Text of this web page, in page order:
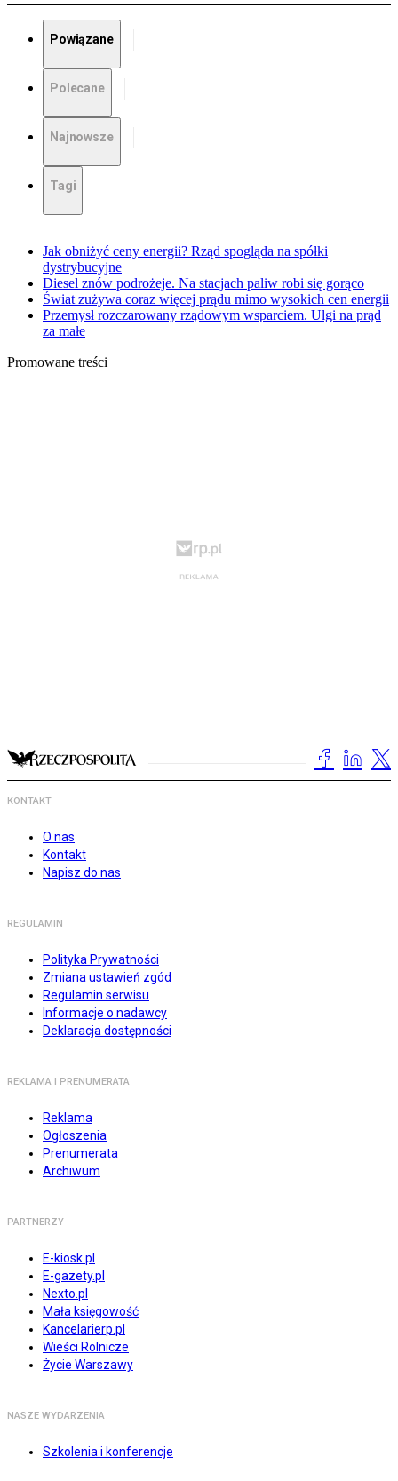
Powiązane
Polecane
Najnowsze
Tagi
Jak obniżyć ceny energii? Rząd spogląda na spółki
dystrybucyjne
Diesel znów podrożeje. Na stacjach paliw robi się gorąco
Świat zużywa coraz więcej prądu mimo wysokich cen energii
Przemysł rozczarowany rządowym wsparciem. Ulgi na prąd
za małe
Promowane treści
KONTAKT
O nas
Kontakt
Napisz do nas
REGULAMIN
Polityka Prywatności
Zmiana ustawień zgód
Regulamin serwisu
Informacje o nadawcy
Deklaracja dostępności
REKLAMA I PRENUMERATA
Reklama
Ogłoszenia
Prenumerata
Archiwum
PARTNERZY
E-kiosk.pl
E-gazety.pl
Nexto.pl
Mała księgowość
Kancelarierp.pl
Wieści Rolnicze
Życie Warszawy
NASZE WYDARZENIA
Szkolenia i konferencje